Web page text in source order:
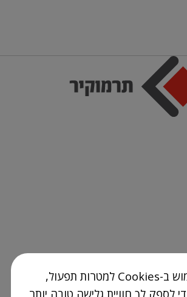
האתר עושה שימוש ב-Cookies למטרות תפעול,
לספק לך חוויית גלישה טובה יותר